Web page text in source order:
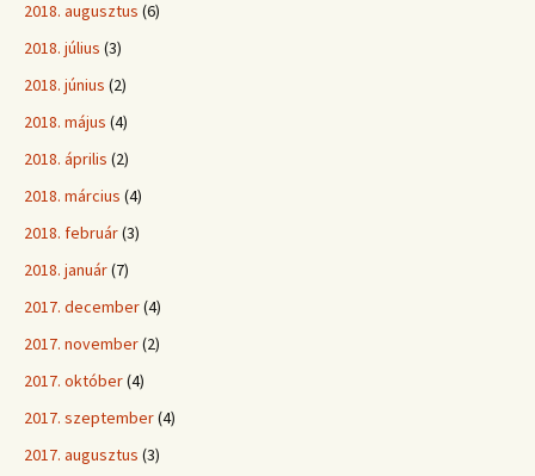
2018. augusztus (6)
2018. július (3)
2018. június (2)
2018. május (4)
2018. április (2)
2018. március (4)
2018. február(3)
2018. január(7)
2017. december(4)
2017. november(2)
2017. október(4)
2017. szeptember(4)
2017. augusztus (3)